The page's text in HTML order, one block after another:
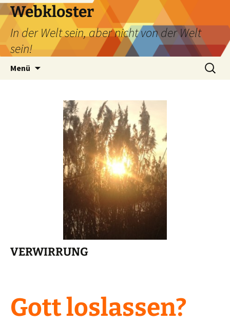
Webkloster
In der Welt sein, aber nicht von der Welt
sein!
Menü
Suchen
nach:
VERWIRRUNG
Gott loslassen?